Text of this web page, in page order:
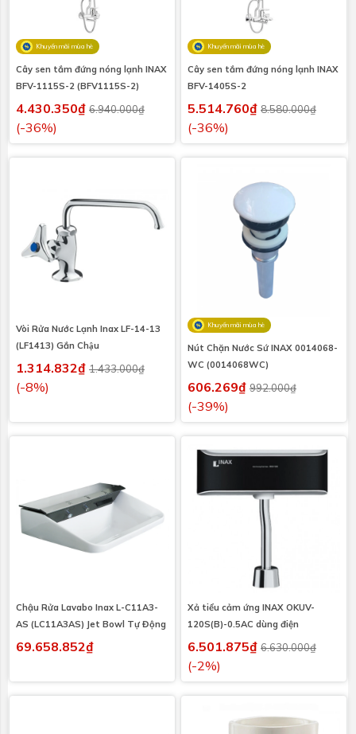
Khuyến mãi mùa hè
Cây sen tắm đứng nóng lạnh INAX
BFV-1115S-2 (BFV1115S-2)
4.430.350₫ 6.940.000₫
(-36%)
Khuyến mãi mùa hè
Cây sen tắm đứng nóng lạnh INAX
BFV-1405S-2
5.514.760₫ 8.580.000₫
(-36%)
Vòi Rửa Nước Lạnh Inax LF-14-13
(LF1413) Gắn Chậu
1.314.832₫ 1.433.000₫
(-8%)
Khuyến mãi mùa hè
Nút Chặn Nước Sứ INAX 0014068-
WC (0014068WC)
606.269₫ 992.000₫
(-39%)
Chậu Rửa Lavabo Inax L-C11A3-
AS (LC11A3AS) Jet Bowl Tự Động
69.658.852₫
Xả tiểu cảm ứng INAX OKUV-
120S(B)-0.5AC dùng điện
6.501.875₫ 6.630.000₫
(-2%)